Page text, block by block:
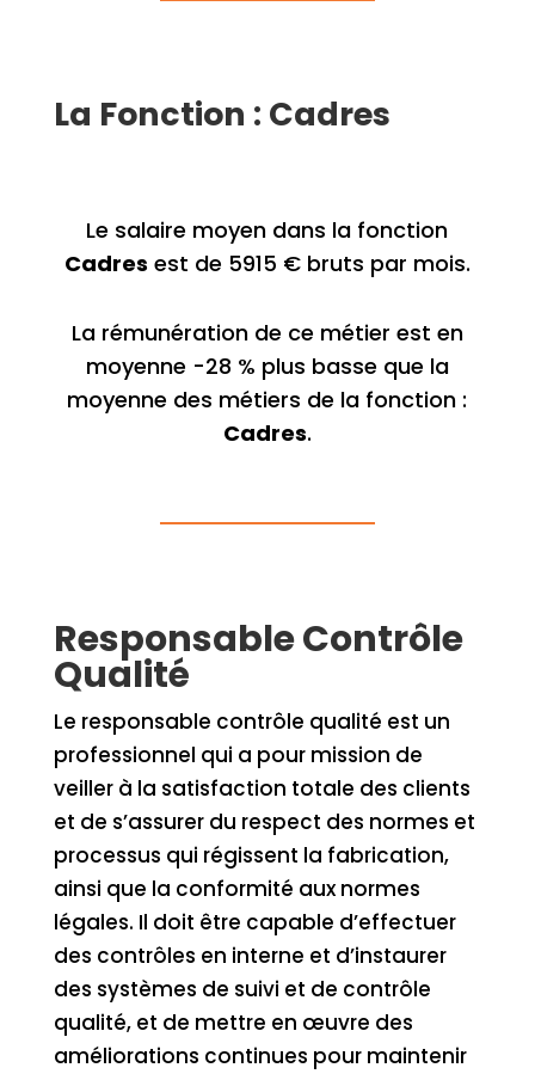
La Fonction : Cadres
Le salaire moyen dans la fonction
Cadres est de 5915 € bruts par mois.
La rémunération de ce métier est en
moyenne -28 % plus basse que la
moyenne des métiers de la fonction :
Cadres.
Responsable Contrôle
Qualité
Le responsable contrôle qualité est un
professionnel qui a pour mission de
veiller à la satisfaction totale des clients
et de s’assurer du respect des normes et
processus qui régissent la fabrication,
ainsi que la conformité aux normes
légales. Il doit être capable d’effectuer
des contrôles en interne et d’instaurer
des systèmes de suivi et de contrôle
qualité, et de mettre en œuvre des
améliorations continues pour maintenir